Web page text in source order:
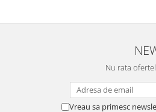
Nu rata
Vreau sa primesc